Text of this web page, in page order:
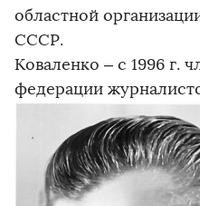
областной
СССР.
Коваленко – с 1996 г.
федерации